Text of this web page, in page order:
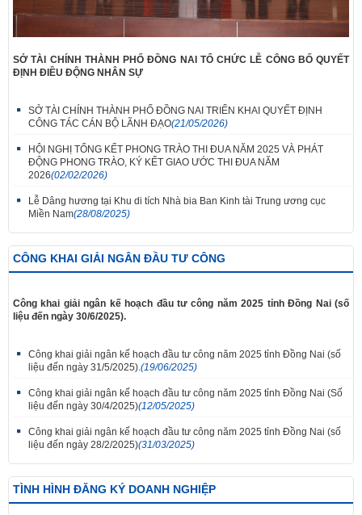
SỞ TÀI CHÍNH THÀNH PHỐ ĐỒNG NAI TỔ CHỨC LỄ CÔNG BỐ QUYẾT
ĐỊNH ĐIỀU ĐỘNG NHÂN SỰ
SỞ TÀI CHÍNH THÀNH PHỐ ĐỒNG NAI TRIỂN KHAI QUYẾT ĐỊNH
CÔNG TÁC CÁN BỘ LÃNH ĐẠO(21/05/2026)
HỘI NGHỊ TỔNG KẾT PHONG TRÀO THI ĐUA NĂM 2025 VÀ PHÁT
ĐỘNG PHONG TRÀO, KÝ KẾT GIAO ƯỚC THI ĐUA NĂM
2026(02/02/2026)
Lễ Dâng hương tại Khu di tích Nhà bia Ban Kinh tài Trung ương cục
Miền Nam(28/08/2025)
CÔNG KHAI GIẢI NGÂN ĐẦU TƯ CÔNG
Công khai giải ngân kế hoạch đầu tư công năm 2025 tỉnh Đồng Nai (số
liệu đến ngày 30/6/2025).
Công khai giải ngân kế hoạch đầu tư công năm 2025 tỉnh Đồng Nai (số
liệu đến ngày 31/5/2025). (19/06/2025)
Công khai giải ngân kế hoạch đầu tư công năm 2025 tỉnh Đồng Nai (Số
liệu đến ngày 30/4/2025)(12/05/2025)
Công khai giải ngân kế hoạch đầu tư công năm 2025 tỉnh Đồng Nai (số
liệu đến ngày 28/2/2025)(31/03/2025)
TÌNH HÌNH ĐĂNG KÝ DOANH NGHIỆP